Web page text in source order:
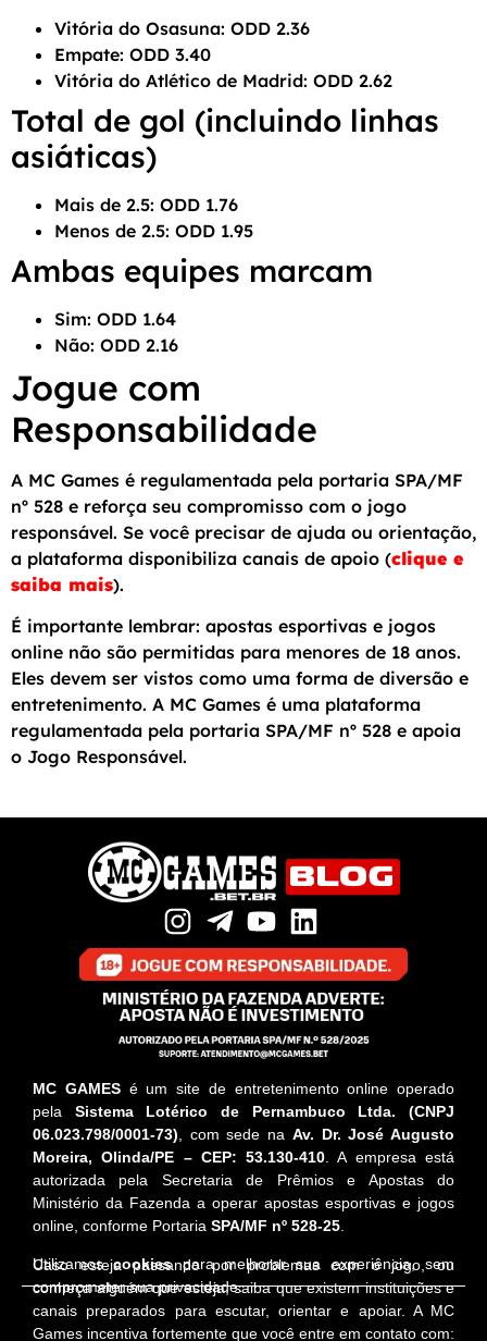
Vitória do Osasuna: ODD 2.36
Empate: ODD 3.40
Vitória do Atlético de Madrid: ODD 2.62
Total de gol (incluindo linhas
asiáticas)
Mais de 2.5: ODD 1.76
Menos de 2.5: ODD 1.95
Ambas equipes marcam
Sim: ODD 1.64
Não: ODD 2.16
Jogue com
Responsabilidade
A MC Games é regulamentada pela portaria SPA/MF
nº 528 e reforça seu compromisso com o jogo
responsável. Se você precisar de ajuda ou orientação,
a plataforma disponibiliza canais de apoio (clique e
saiba mais).
É importante lembrar: apostas esportivas e jogos
online não são permitidas para menores de 18 anos.
Eles devem ser vistos como uma forma de diversão e
entretenimento. A MC Games é uma plataforma
regulamentada pela portaria SPA/MF nº 528 e apoia
o Jogo Responsável.
MC GAMESé um site de entretenimento online operado
pela Sistema Lotérico de Pernambuco Ltda. (CNPJ
06.023.798/0001-73) , com sede na Av. Dr. José Augusto
Moreira, Olinda/PE – CEP: 53.130-410 . A empresa está
autorizada pela Secretaria de Prêmios e Apostas do
Ministério da Fazenda a operar apostas esportivas e jogos
online, conforme Portaria SPA/MF nº 528-25
Utilizamoscookiespara melhorar sua experiência, sem
comprometer sua privacidade.
Caso esteja passando por problemas com o jogo, ou
conheça alguém que esteja, saiba que existem instituições e
canais preparados para escutar, orientar e apoiar. A MC
Games incentiva fortemente que você entre em contato com: